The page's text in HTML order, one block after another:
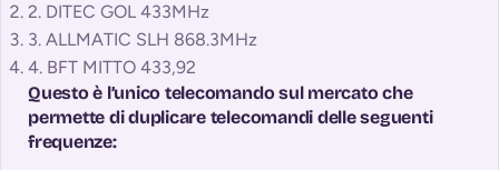
2. DITEC GOL 433MHz
3. ALLMATIC SLH 868.3MHz
4. BFT MITTO 433,92
Questo è l’unico telecomando sul mercato che
permette di duplicare telecomandi delle seguenti
frequenze: